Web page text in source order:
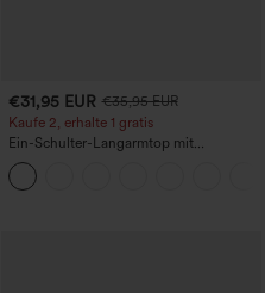
€31,95 EUR €35,95 EUR
Kaufe 2, erhalte 1 gratis
Ein-Schulter-Langarmtop mit
Daumenloch, geschwungener Saum
(High-Low), schnell trocknend – Yoga-
Sporttop mit integriertem BH